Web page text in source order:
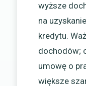
wyższe
na
kredytu.
dochodów;
umowę o
większe